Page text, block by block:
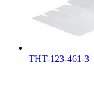
THT-123-461-3